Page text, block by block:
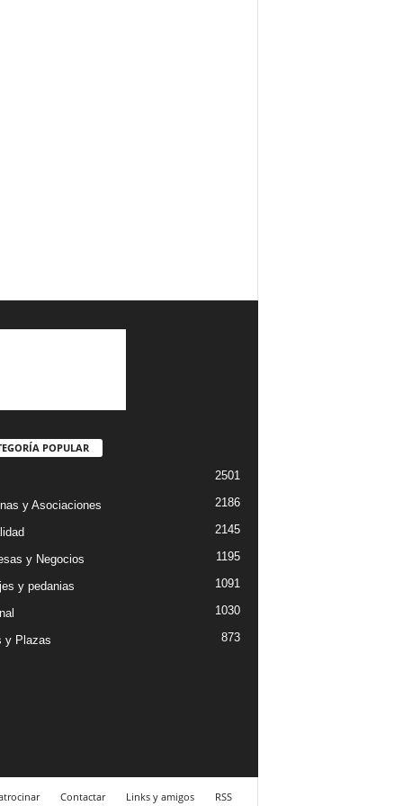
POPULAR
2501
y Asociaciones 2186
2145
y Negocios 1195
y pedanias 1091
1030
y Plazas 873
Contactar Links y amigos RSS